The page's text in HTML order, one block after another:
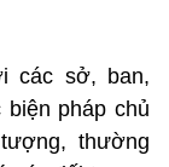
các sở, ban,
pháp chủ
thường